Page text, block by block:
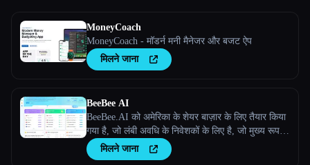
MoneyCoach
MoneyCoach - मॉडर्न मनी मैनेजर और बजट ऐप
मिलने जाना
BeeBee AI
BeeBee.AI को अमेरिका के शेयर बाज़ार के लिए तैयार किया
गया है, जो लंबी अवधि के निवेशकों के लिए है, जो मुख्य रूप से
फ़ंडामेंटल विश्लेषण पर ध्यान देते हैं, और जो डेटा और
जानकारी को महत्व देते हैं।
मिलने जाना